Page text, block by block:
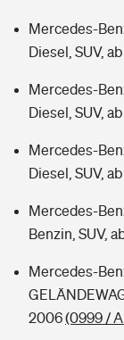
Mercedes-
Diesel, SUV,
Mercedes-
Diesel, SUV,
Mercedes-
Diesel, SUV,
Mercedes-
Benzin, SUV,
Mercedes-
2006(0999 /